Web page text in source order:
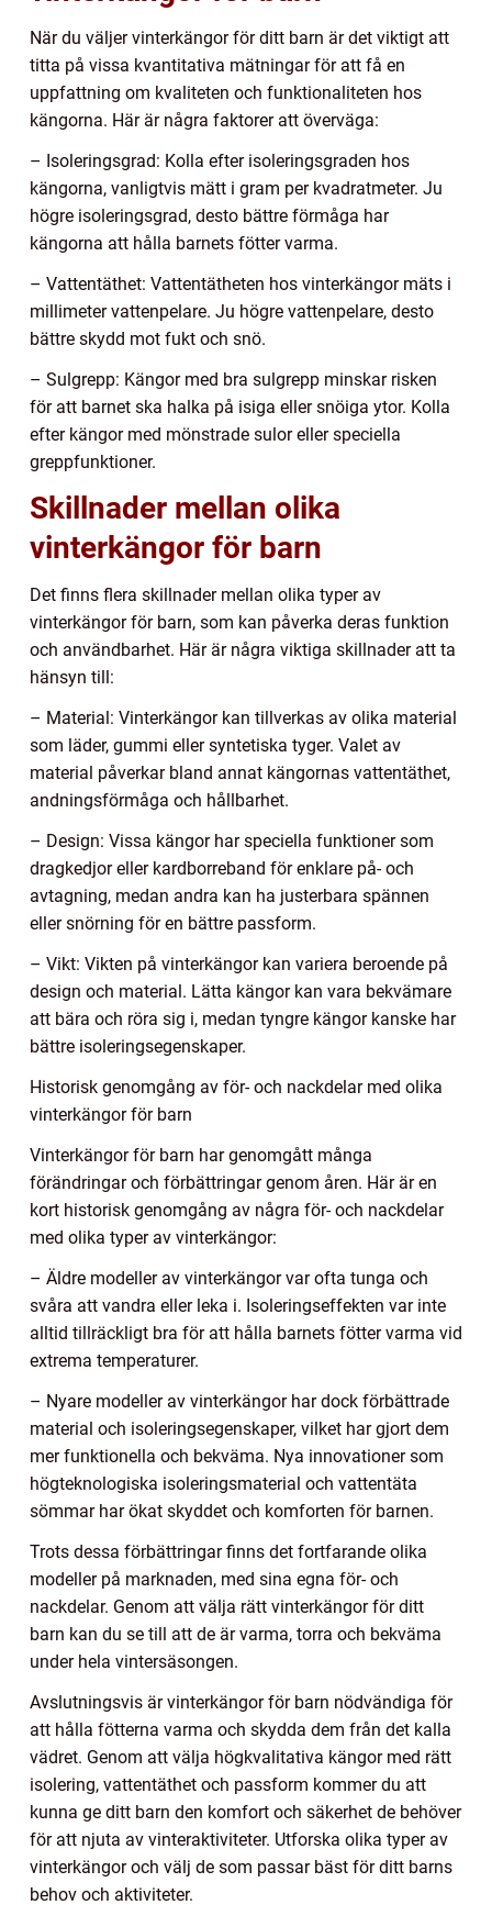
När du väljer vinterkängor för ditt barn är det viktigt att
titta på vissa kvantitativa mätningar för att få en
uppfattning om kvaliteten och funktionaliteten hos
kängorna. Här är några faktorer att överväga:
– Isoleringsgrad: Kolla efter isoleringsgraden hos
kängorna, vanligtvis mätt i gram per kvadratmeter. Ju
högre isoleringsgrad, desto bättre förmåga har
kängorna att hålla barnets fötter varma.
– Vattentäthet: Vattentätheten hos vinterkängor mäts i
millimeter vattenpelare. Ju högre vattenpelare, desto
bättre skydd mot fukt och snö.
– Sulgrepp: Kängor med bra sulgrepp minskar risken
för att barnet ska halka på isiga eller snöiga ytor. Kolla
efter kängor med mönstrade sulor eller speciella
greppfunktioner.
Skillnader mellan olika
vinterkängor för barn
Det finns flera skillnader mellan olika typer av
vinterkängor för barn, som kan påverka deras funktion
och användbarhet. Här är några viktiga skillnader att ta
hänsyn till:
– Material: Vinterkängor kan tillverkas av olika material
som läder, gummi eller syntetiska tyger. Valet av
material påverkar bland annat kängornas vattentäthet,
andningsförmåga och hållbarhet.
– Design: Vissa kängor har speciella funktioner som
dragkedjor eller kardborreband för enklare på- och
avtagning, medan andra kan ha justerbara spännen
eller snörning för en bättre passform.
– Vikt: Vikten på vinterkängor kan variera beroende på
design och material. Lätta kängor kan vara bekvämare
att bära och röra sig i, medan tyngre kängor kanske har
bättre isoleringsegenskaper.
Historisk genomgång av för- och nackdelar med olika
vinterkängor för barn
Vinterkängor för barn har genomgått många
förändringar och förbättringar genom åren. Här är en
kort historisk genomgång av några för- och nackdelar
med olika typer av vinterkängor:
– Äldre modeller av vinterkängor var ofta tunga och
svåra att vandra eller leka i. Isoleringseffekten var inte
alltid tillräckligt bra för att hålla barnets fötter varma vid
extrema temperaturer.
– Nyare modeller av vinterkängor har dock förbättrade
material och isoleringsegenskaper, vilket har gjort dem
mer funktionella och bekväma. Nya innovationer som
högteknologiska isoleringsmaterial och vattentäta
sömmar har ökat skyddet och komforten för barnen.
Trots dessa förbättringar finns det fortfarande olika
modeller på marknaden, med sina egna för- och
nackdelar. Genom att välja rätt vinterkängor för ditt
barn kan du se till att de är varma, torra och bekväma
under hela vintersäsongen.
Avslutningsvis är vinterkängor för barn nödvändiga för
att hålla fötterna varma och skydda dem från det kalla
vädret. Genom att välja högkvalitativa kängor med rätt
isolering, vattentäthet och passform kommer du att
kunna ge ditt barn den komfort och säkerhet de behöver
för att njuta av vinteraktiviteter. Utforska olika typer av
vinterkängor och välj de som passar bäst för ditt barns
behov och aktiviteter.